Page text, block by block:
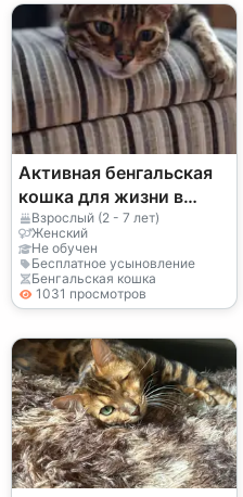
Активная бенгальская
кошка для жизни в
квартире
Взрослый (2 - 7 лет)
Женский
Не обучен
Бесплатное усыновление
Бенгальская кошка
1031 просмотров